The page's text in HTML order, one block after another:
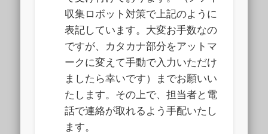
収集ロボット対策で上記のように
表記しています。大変お手数なの
ですが、カタカナ部分をアットマ
ークに変えて手動で入力いただけ
ましたら幸いです）までお願いい
たします。その上で、担当者と電
話で連絡が取れるよう手配いたし
ます。